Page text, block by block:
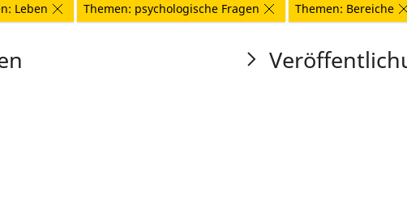
Leben Themen: psychologische Fragen Themen: Bereiche